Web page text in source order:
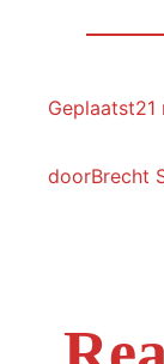
Geplaatst21
doorBrecht